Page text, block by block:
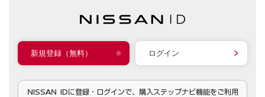
新規登録（無料） ログイン
NISSAN IDに登録・ログインで、購入ステップナビ機能をご利用